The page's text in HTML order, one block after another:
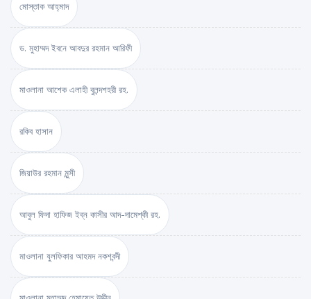
মোস্তাক আহ্‌মাদ
ড. মুহাম্মদ ইবনে আবদুর রহমান আরিফী
মাওলানা আশেক এলাহী বুলন্দশহরী রহ.
রকিব হাসান
জিয়াউর রহমান মুন্সী
আবুল ফিদা হাফিজ ইব্‌ন কাসীর আদ-দামেশ্‌কী রহ.
মাওলানা যুলফিকার আহমদ নকশবন্দী